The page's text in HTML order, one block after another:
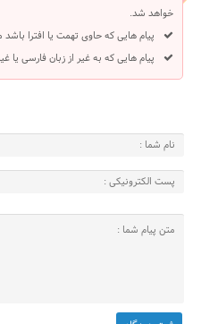
خواهد شد.
پیام هایی که حاوی تهمت یا افترا
پیام هایی که به غیر از زبان فارسی